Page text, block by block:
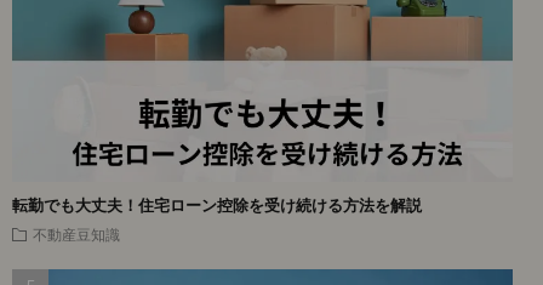
転勤でも大丈夫！住宅ローン控除を受け続ける方法を解説
不動産豆知識